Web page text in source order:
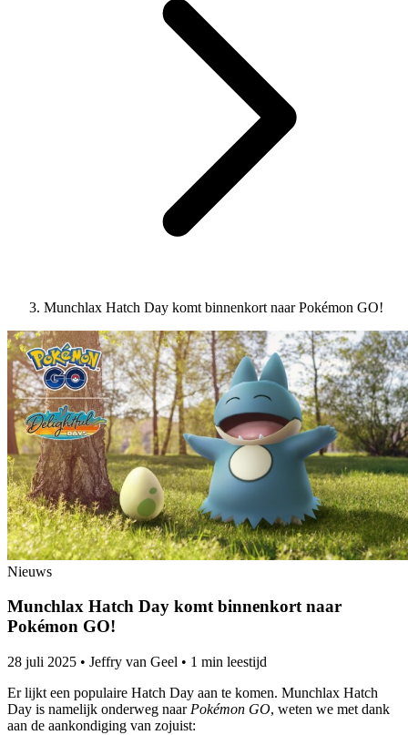
Munchlax Hatch Day komt binnenkort naar Pokémon GO!
Nieuws
Munchlax Hatch Day komt binnenkort naar
Pokémon GO!
28 juli 2025 • Jeffry van Geel • 1 min leestijd
Er lijkt een populaire Hatch Day aan te komen. Munchlax Hatch
Day is namelijk onderweg naar Pokémon GO, weten we met dank
aan de aankondiging van zojuist: